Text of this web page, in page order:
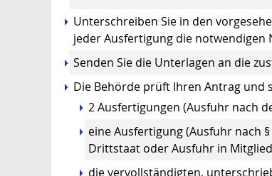
Unterschreiben Sie in den
jeder Ausfertigung die notwendigen
Senden Sie die Unterlagen an die
Die Behörde prüft Ihren Antrag und
2 Ausfertigungen (Ausfuhr nach
eine Ausfertigung (Ausfuhr nach
Drittstaat oder Ausfuhr in
die vervollständigten,